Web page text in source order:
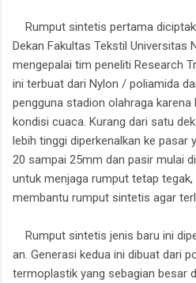
Rumput sintetis pertama
Dekan Fakultas Tekstil Universitas
mengepalai tim peneliti Research
ini terbuat dari Nylon / poliamida
pengguna stadion olahraga
kondisi cuaca. Kurang dari satu
lebih tinggi diperkenalkan ke pasar
20 sampai 25mm dan pasir mulai
untuk menjaga rumput tetap
membantu rumput sintetis agar
Rumput sintetis jenis baru ini
an. Generasi kedua ini dibuat dari
termoplastik yang sebagian besar